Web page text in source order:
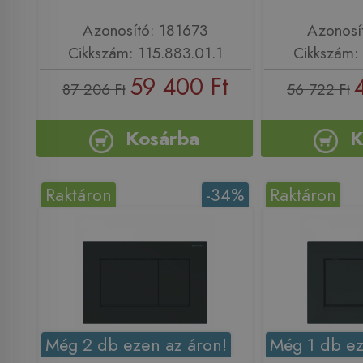
Azonosító: 181673
Cikkszám: 115.883.01.1
87 206 Ft 59 400 Ft
Kosárba
56 722 Ft
-34%
Raktáron
Még 2 db ezen az áron!
Raktáron
Még 1 db